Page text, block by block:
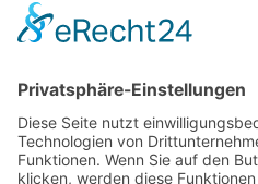
dass eine Jugend forscht
Coronapandemie erstmals wieder
Austausch erhalten.“
Die PerspektivForen sind wichtiger
Förderung von Jugend forscht.
Teilnehmer des Wettbewerbs